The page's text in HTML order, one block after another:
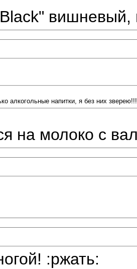
вишневый,
алкогольные напитки, я без них зверею!!!
на молоко с
:ржать: